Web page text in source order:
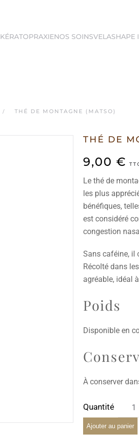
KÉRATOPRAXIENOS SOINSVELASHAPE
THÉ DE MONTAGNE (MATSO)
THÉ DE
9,00 €
Le thé de
les plus
bénéfiques,
est considéré
congestion
Sans caféine, il
Récolté dans
agréable, idéal
Poids
Disponible en
À conserver
Ajouter au panier